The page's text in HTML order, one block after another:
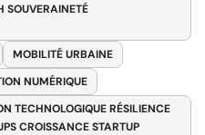
SOUVERAINETÉ
MOBILITÉ URBAINE
NUMÉRIQUE
TECHNOLOGIQUE RÉSILIENCE
CROISSANCE STARTUP